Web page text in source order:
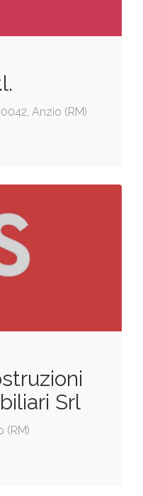
Anzio (RM)
Srl
(RM)